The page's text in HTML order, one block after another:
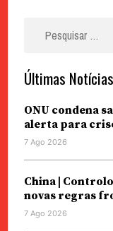
Últimas Notícias
ONU condena
alerta para
7 Ago 2026
China |
novas regras
7 Ago 2026